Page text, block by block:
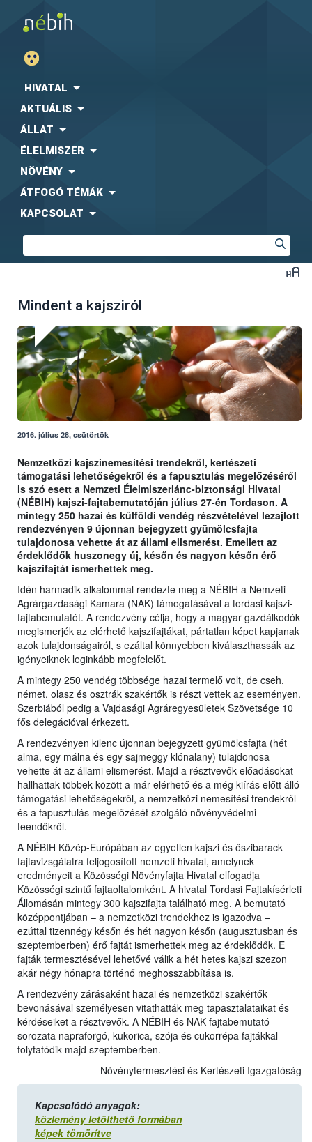
HIVATAL
AKTUÁLIS
ÁLLAT
ÉLELMISZER
NÖVÉNY
ÁTFOGÓ TÉMÁK
KAPCSOLAT
Mindent a kajsziról
2016. július 28, csütörtök
Nemzetközi kajszinemesítési trendekről, kertészeti
támogatási lehetőségekről és a fapusztulás megelőzéséről
is szó esett a Nemzeti Élelmiszerlánc-biztonsági Hivatal
(NÉBIH) kajszi-fajtabemutatóján július 27-én Tordason. A
mintegy 250 hazai és külföldi vendég részvételével lezajlott
rendezvényen 9 újonnan bejegyzett gyümölcsfajta
tulajdonosa vehette át az állami elismerést. Emellett az
érdeklődők huszonegy új, későn és nagyon későn érő
kajszifajtát ismerhettek meg.
Idén harmadik alkalommal rendezte meg a NÉBIH a Nemzeti
Agrárgazdasági Kamara (NAK) támogatásával a tordasi kajszi-
fajtabemutatót. A rendezvény célja, hogy a magyar gazdálkodók
megismerjék az elérhető kajszifajtákat, pártatlan képet kapjanak
azok tulajdonságairól, s ezáltal könnyebben kiválaszthassák az
igényeiknek leginkább megfelelőt.
A mintegy 250 vendég többsége hazai termelő volt, de cseh,
német, olasz és osztrák szakértők is részt vettek az eseményen.
Szerbiából pedig a Vajdasági Agráregyesületek Szövetsége 10
fős delegációval érkezett.
A rendezvényen kilenc újonnan bejegyzett gyümölcsfajta (hét
alma, egy málna és egy sajmeggy klónalany) tulajdonosa
vehette át az állami elismerést. Majd a résztvevők előadásokat
hallhattak többek között a már elérhető és a még kiírás előtt álló
támogatási lehetőségekről, a nemzetközi nemesítési trendekről
és a fapusztulás megelőzését szolgáló növényvédelmi
teendőkről.
A NÉBIH Közép-Európában az egyetlen kajszi és őszibarack
fajtavizsgálatra feljogosított nemzeti hivatal, amelynek
eredményeit a Közösségi Növényfajta Hivatal elfogadja
Közösségi szintű fajtaoltalomként. A hivatal Tordasi Fajtakísérleti
Állomásán mintegy 300 kajszifajta található meg. A bemutató
középpontjában – a nemzetközi trendekhez is igazodva –
ezúttal tizennégy későn és hét nagyon későn (augusztusban és
szeptemberben) érő fajtát ismerhettek meg az érdeklődők. E
fajták termesztésével lehetővé válik a hét hetes kajszi szezon
akár négy hónapra történő meghosszabbítása is.
A rendezvény zárásaként hazai és nemzetközi szakértők
bevonásával személyesen vitathatták meg tapasztalataikat és
kérdéseiket a résztvevők. A NÉBIH és NAK fajtabemutató
sorozata napraforgó, kukorica, szója és cukorrépa fajtákkal
folytatódik majd szeptemberben.
Növénytermesztési és Kertészeti Igazgatóság
Kapcsolódó anyagok:
közlemény letölthető formában
képek tömörítve